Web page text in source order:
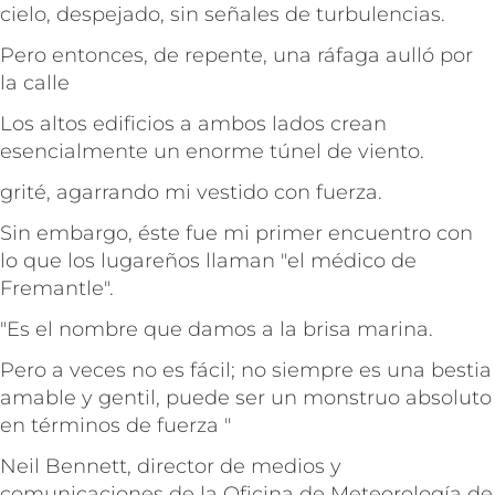
cielo, despejado, sin señales de turbulencias.
Pero entonces, de repente, una ráfaga aulló por
la calle
Los altos edificios a ambos lados crean
esencialmente un enorme túnel de viento.
grité, agarrando mi vestido con fuerza.
Sin embargo, éste fue mi primer encuentro con
lo que los lugareños llaman "el médico de
Fremantle".
"Es el nombre que damos a la brisa marina.
Pero a veces no es fácil; no siempre es una bestia
amable y gentil, puede ser un monstruo absoluto
en términos de fuerza "
Neil Bennett, director de medios y